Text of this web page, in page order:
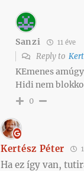
Sanzi 11 éve
Reply to
KEmenes
Hidi nem
0
Kertész Péter
Ha ez így van,